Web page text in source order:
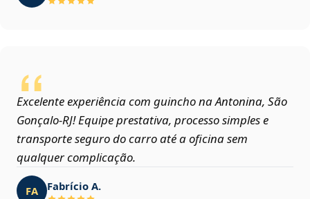
Excelente experiência com guincho na Antonina, São
Gonçalo‑RJ! Equipe prestativa, processo simples e
transporte seguro do carro até a oficina sem
qualquer complicação.
FA Fabrício A.